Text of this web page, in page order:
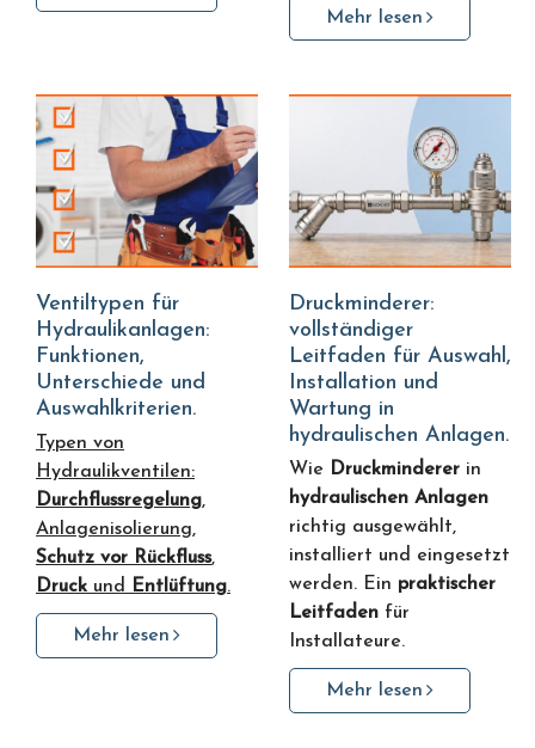
Mehr lesen
Ventiltypen für
Hydraulikanlagen:
Funktionen,
Unterschiede und
Auswahlkriterien.
Typen von
Hydraulikventilen:
Durchflussregelung,
Anlagenisolierung,
Schutz vor Rückfluss,
Druck und Entlüftung.
Mehr lesen
Druckminderer:
vollständiger
Leitfaden für Auswahl,
Installation und
Wartung in
hydraulischen Anlagen.
Wie Druckminderer in
hydraulischen Anlagen
richtig ausgewählt,
installiert und eingesetzt
werden. Ein praktischer
Leitfaden für
Installateure.
Mehr lesen